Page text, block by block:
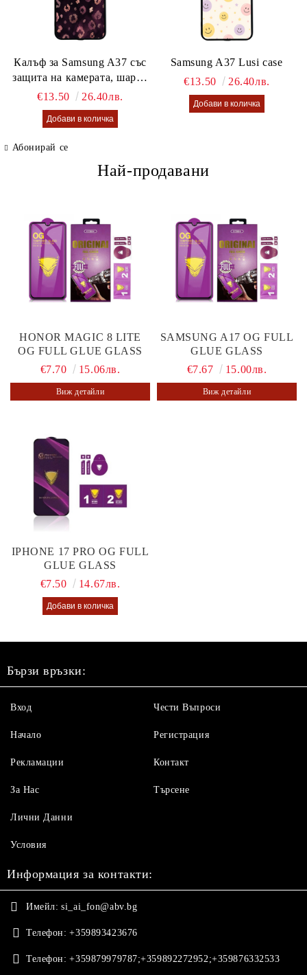
Калъф за Samsung A37 със
защита на камерата, шарен
калъф Lusi case
€13.50 26.40лв.
Samsung A37 Lusi case
€13.50
26.40лв.
Абонирай се
Най-продавани
HONOR MAGIC 8 LITE
OG FULL GLUE GLASS
€7.70
15.06лв.
Виж детайли
SAMSUNG A17 OG FULL
GLUE GLASS
€7.67
15.00лв.
Виж детайли
IPHONE 17 PRO OG FULL
GLUE GLASS
€7.50
14.67лв.
Бързи връзки:
Вход
Начало
Рекламации
За Нас
Чести Въпроси
Регистрация
Контакт
Търсене
Лични Данни
Условия
Информация за контакти:
Имейл: si_ai_fon@abv.bg
Телефон: +359893423676
Телефон: +359879979787;+359892272952;+359876332533